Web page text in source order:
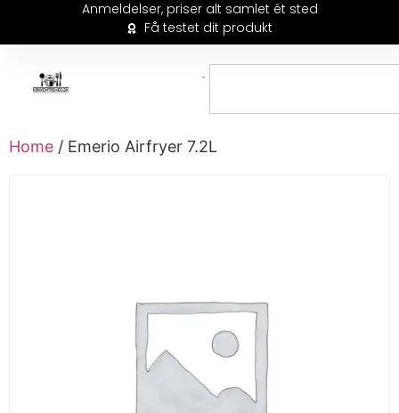
Anmeldelser, priser alt samlet ét sted
Få testet dit produkt
Home / Emerio Airfryer 7.2L